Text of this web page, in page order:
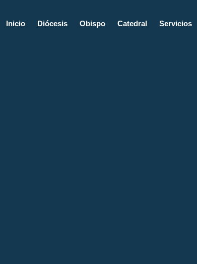
Inicio Diócesis Obispo Catedral Servicios